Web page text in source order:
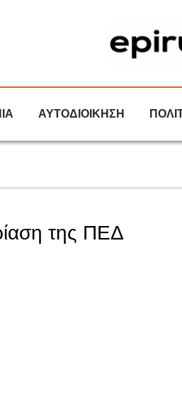
ΑΥΤΟΔΙΟΙΚΗΣΗ
της ΠΕΔ